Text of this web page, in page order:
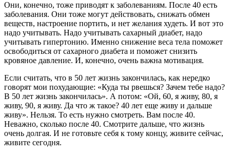
Они, конечно, тоже приводят к заболеваниям. После 40 есть
заболевания. Они тоже могут действовать, снижать обмен
веществ, настроение портить, и нет желания худеть. И вот это
надо учитывать. Надо учитывать сахарный диабет, надо
учитывать гипертонию. Именно снижение веса тела поможет
освободиться от сахарного диабета и поможет снизить
кровяное давление. И, конечно, очень важна мотивация.
Если считать, что в 50 лет жизнь закончилась, как нередко
говорят мои похудающие: «Куда ты рвешься? Зачем тебе надо?
В 50 лет жизнь закончилась». А потом: «Ой, 60, я живу, 80, я
живу, 90, я живу. Да что ж такое? 40 лет еще живу и дальше
живу». Нельзя. То есть нужно смотреть. Вам после 40.
Неважно, сколько после 40. Смотрите дальше, что жизнь
очень долгая. И не готовьте себя к тому концу, живите сейчас,
живите сегодня.